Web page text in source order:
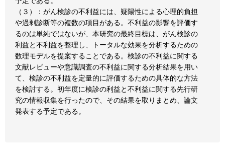
（３）：がん検診の不利益には、疑陽性による心理的負担
や過剰診断等の複数の項目がある。不利益の影響を評価す
るのは単純ではないが、本研究の最終目標は、がん検診の
利益と不利益を整理し、トータルな効果を分析するための
数理モデルを提案することである。検診の不利益に関する
文献レビューや意識調査の不利益に関する分析結果を用い
て、検診の不利益を定量的に評価するための具体的な方法
を検討する。初年度に検診の利益と不利益に関する先行研
究の情報収集を行ったので、その結果を取りまとめ、論文
発表する予定である。